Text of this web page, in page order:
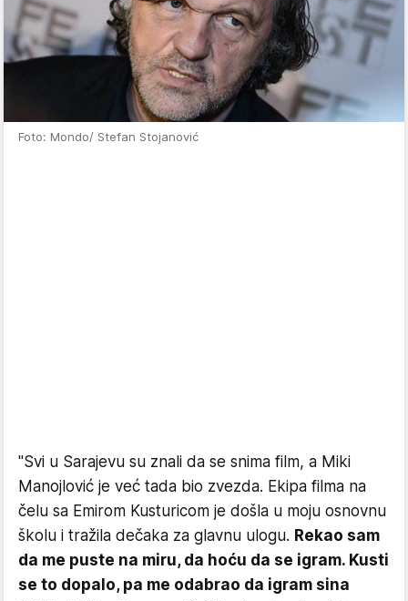
Foto: Mondo/ Stefan Stojanović
"Svi u Sarajevu su znali da se snima film, a Miki
Manojlović je već tada bio zvezda. Ekipa filma na
čelu sa Emirom Kusturicom je došla u moju osnovnu
školu i tražila dečaka za glavnu ulogu. Rekao sam
da me puste na miru, da hoću da se igram. Kusti
se to dopalo, pa me odabrao da igram sina